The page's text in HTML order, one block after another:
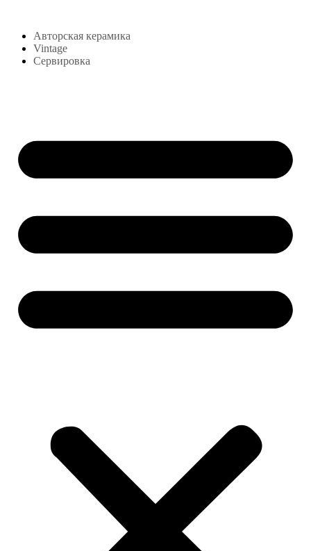
Авторская керамика
Vintage
Сервировка